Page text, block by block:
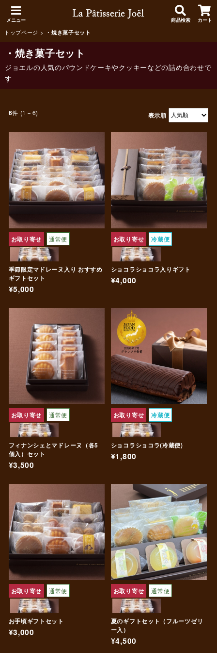
メニュー 商品検索 カート
トップページ > ・焼き菓子セット
・焼き菓子セット
ジョエルの人気のパウンドケーキやクッキーなどの詰め合わせで
す
6件 (1－6) 表示順
お取り寄せ 通常便
季節限定マドレーヌ入り おすすめ
ギフトセット
¥5,000
お取り寄せ 冷蔵便
ショコラショコラ入りギフト
¥4,000
お取り寄せ 通常便
フィナンシェとマドレーヌ（各5
個入）セット
¥3,500
お取り寄せ 冷蔵便
ショコラショコラ(冷蔵便)
¥1,800
お取り寄せ 通常便
お手頃ギフトセット
¥3,000
お取り寄せ 通常便
夏のギフトセット（フルーツゼリ
ー入）
¥4,500